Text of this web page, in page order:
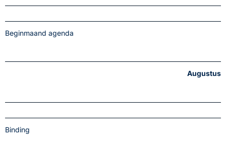
Beginmaand agenda
Augustus
Binding